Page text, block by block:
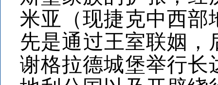
米亚（现捷克中西部
先是通过王室联姻，
谢格拉德城堡举行长